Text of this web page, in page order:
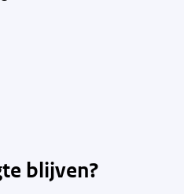
blijven?